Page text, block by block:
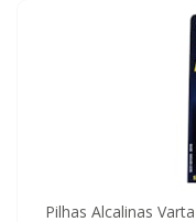
Pilhas Alcalinas